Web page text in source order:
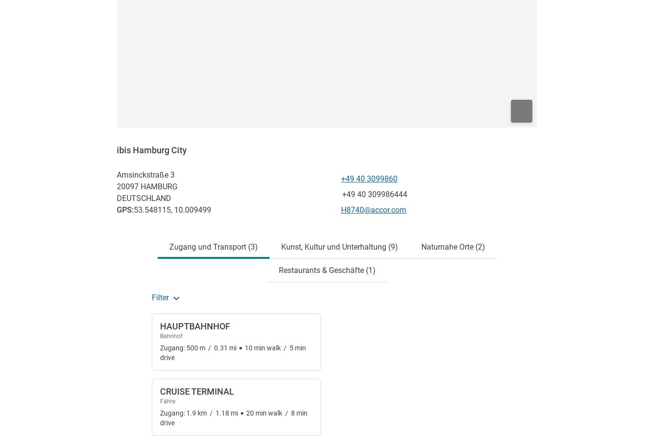
ibis Hamburg City
Amsinckstraße 3
20097 HAMBURG
DEUTSCHLAND
GPS:53.548115, 10.009499
+49 40 3099860
Fax
+49 40 309986444
Kontakt-E-Mail
H8740@accor.com
Zugang und Transport (3) Kunst, Kultur und Unterhaltung (9) Naturnahe Orte (2)
Restaurants & Geschäfte (1)
Filter
HAUPTBAHNHOF
Bahnhof
Zugang: 500 m / 0.31 mi 10 min walk / 5 min
drive
CRUISE TERMINAL
Fähre
Zugang: 1.9 km / 1.18 mi 20 min walk / 8 min
drive